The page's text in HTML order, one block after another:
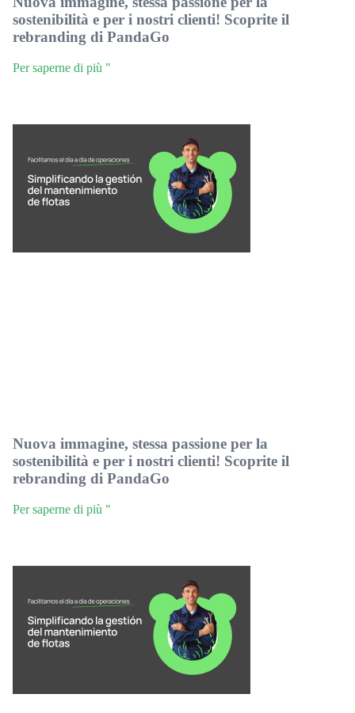
sostenibilità e per i nostri clienti! Scoprite il
rebranding di PandaGo
Per saperne di più "
Nuova immagine, stessa passione per la
sostenibilità e per i nostri clienti! Scoprite il
rebranding di PandaGo
Per saperne di più "